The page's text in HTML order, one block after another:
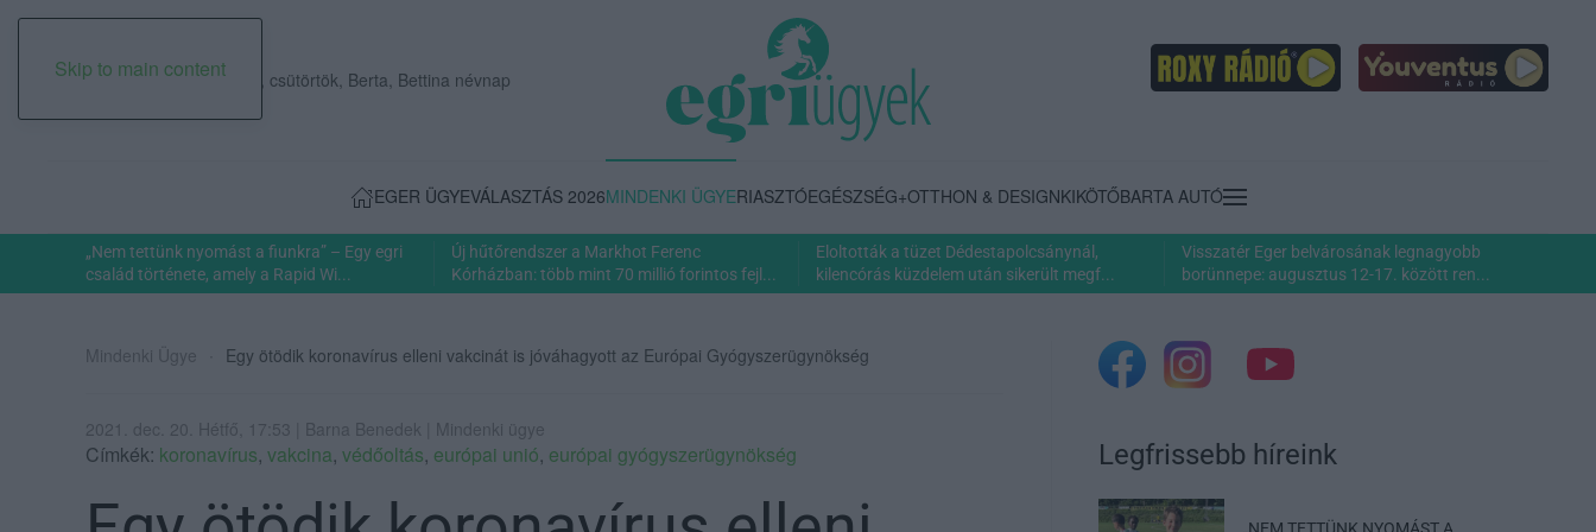
Skip to main content
2026. augusztus 06., csütörtök, Berta, Bettina névnap
EGER ÜGYEVÁLASZTÁS 2026MINDENKI ÜGYERIASZTÓEGÉSZSÉG+OTTHON & DESIGNKIKÖTŐBARTA AUTÓ
„Nem tettünk nyomást a fiunkra” – Egy egri
család története, amely a Rapid Wi...
Új hűtőrendszer a Markhot Ferenc
Kórházban: több mint 70 millió forintos fejl...
Eloltották a tüzet Dédestapolcsánynál,
kilencórás küzdelem után sikerült megf...
Visszatér Eger belvárosának legnagyobb
borünnepe: augusztus 12-17. között ren...
Mindenki Ügye Egy ötödik koronavírus elleni vakcinát is jóváhagyott az Európai Gyógyszerügynökség
2021. dec. 20. Hétfő, 17:53 | Barna Benedek | Mindenki ügye
Címkék: koronavírus, vakcina, védőoltás, európai unió, európai gyógyszerügynökség Legfrissebb híreink
„NEM TETTÜNK NYOMÁST A